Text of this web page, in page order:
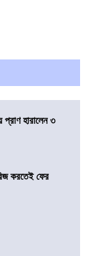
প্রাণ হারালেন ৩
করতেই ফের